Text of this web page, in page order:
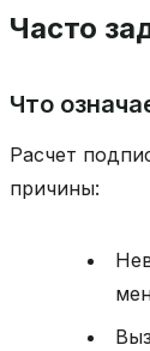
Часто
Что
Расчет
причины: